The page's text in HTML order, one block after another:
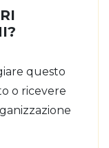
questo
o ricevere